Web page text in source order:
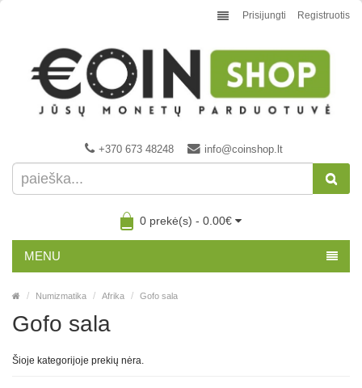
Prisijungti Registruotis
+370 673 48248 info@coinshop.lt
0 prekė(s) - 0.00€
MENU
Numizmatika Afrika Gofo sala
Gofo sala
Šioje kategorijoje prekių nėra.